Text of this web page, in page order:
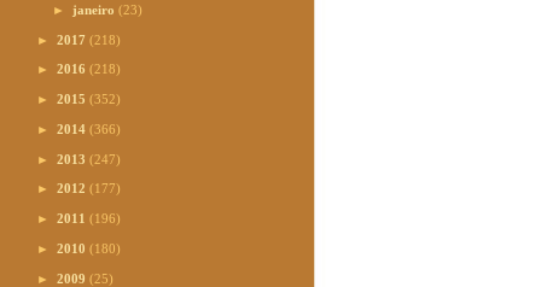
► janeiro(23)
► 2017 (218)
► 2016 (218)
► 2015 (352)
► 2014 (366)
► 2013 (247)
► 2012 (177)
► 2011 (196)
► 2010 (180)
► 2009 (25)